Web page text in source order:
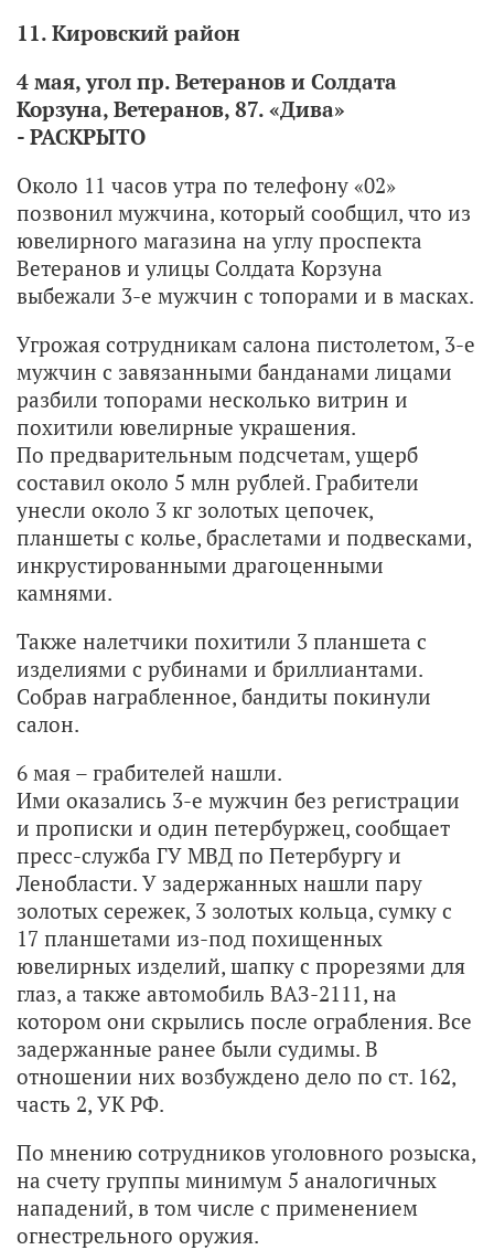
11. Кировский район
4 мая, угол пр. Ветеранов и Солдата
Корзуна, Ветеранов, 87. «Дива»
- РАСКРЫТО
Около 11 часов утра по телефону «02»
позвонил мужчина, который сообщил, что из
ювелирного магазина на углу проспекта
Ветеранов и улицы Солдата Корзуна
выбежали 3-е мужчин с топорами и в масках.
Угрожая сотрудникам салона пистолетом, 3-е
мужчин с завязанными банданами лицами
разбили топорами несколько витрин и
похитили ювелирные украшения.
По предварительным подсчетам, ущерб
составил около 5 млн рублей. Грабители
унесли около 3 кг золотых цепочек,
планшеты с колье, браслетами и подвесками,
инкрустированными драгоценными
камнями.
Также налетчики похитили 3 планшета с
изделиями с рубинами и бриллиантами.
Собрав награбленное, бандиты покинули
салон.
6 мая – грабителей нашли.
Ими оказались 3-е мужчин без регистрации
и прописки и один петербуржец, сообщает
пресс-служба ГУ МВД по Петербургу и
Ленобласти. У задержанных нашли пару
золотых сережек, 3 золотых кольца, сумку с
17 планшетами из-под похищенных
ювелирных изделий, шапку с прорезями для
глаз, а также автомобиль ВАЗ-2111, на
котором они скрылись после ограбления. Все
задержанные ранее были судимы. В
отношении них возбуждено дело по ст. 162,
часть 2, УК РФ.
По мнению сотрудников уголовного розыска,
на счету группы минимум 5 аналогичных
нападений, в том числе с применением
огнестрельного оружия.